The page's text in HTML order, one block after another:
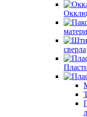
сверла